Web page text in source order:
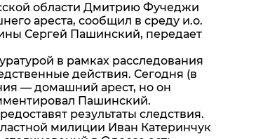
области Дмитрию Фучеджи
ареста, сообщил в среду и.о.
Сергей Пашинский, передает
в рамках расследования
действия. Сегодня (в
— домашний арест, но он
Пашинский.
результаты следствия.
милиции Иван Катеринчук